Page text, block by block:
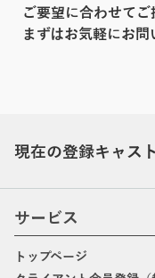
ご要望に合わせてご
まずはお気軽にお問
現在の登録キャス
サービス
トップページ